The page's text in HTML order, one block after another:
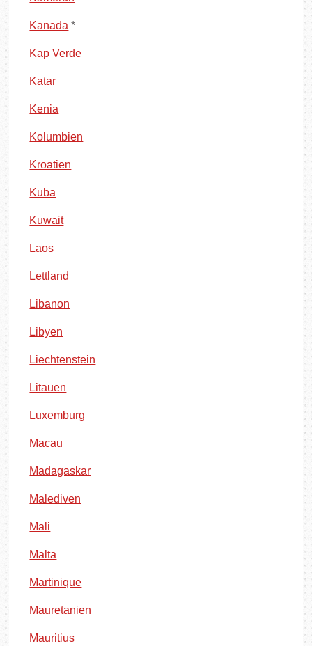
Kanada *
Kap Verde
Katar
Kenia
Kolumbien
Kroatien
Kuba
Kuwait
Laos
Lettland
Libanon
Libyen
Liechtenstein
Litauen
Luxemburg
Macau
Madagaskar
Malediven
Mali
Malta
Martinique
Mauretanien
Mauritius